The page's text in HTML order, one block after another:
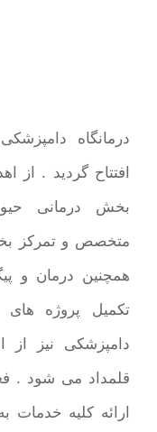
افتتاح گردید . از
بخش درمانی
متخصص و تمرکز
همچنین درمان و
تکمیل پروژه های
دامپزشکی نیز از
قلمداد می شود .
ارائه کلیه